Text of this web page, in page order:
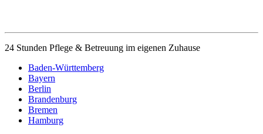
24 Stunden Pflege & Betreuung im eigenen Zuhause
Baden-Württemberg
Bayern
Berlin
Brandenburg
Bremen
Hamburg